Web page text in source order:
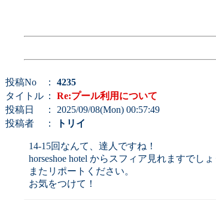
投稿No ： 4235
タイトル ： Re:プール利用について
投稿日
： 2025/09/08(Mon) 00:57:49
投稿者
： トリイ
14-15回なんて、達人ですね！
horseshoe hotel からスフィア見れますでしょ
またリポートください。
お気をつけて！